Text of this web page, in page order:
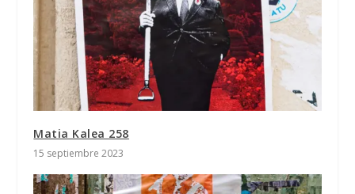
Matia Kalea 258
15 septiembre 2023